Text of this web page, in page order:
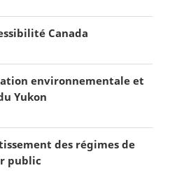
Canada
environnementale et
Yukon
des régimes de
public